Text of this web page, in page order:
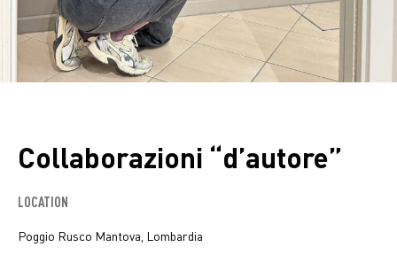
Collaborazioni “d’autore”
LOCATION
Poggio Rusco Mantova, Lombardia